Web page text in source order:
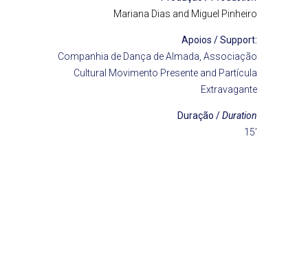
Mariana Dias and Miguel Pinheiro
Apoios / Support:
Companhia de Dança de Almada, Associação
Cultural Movimento Presente and Partícula
Extravagante
Duração /Duration
15’